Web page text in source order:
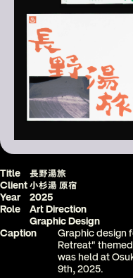
Title 長野湯旅
Client小杉湯 原宿
Year
2025
Role
Art Direction
Graphic Design
Caption
Graphic design
Retreat"
was held at
9th, 2025.